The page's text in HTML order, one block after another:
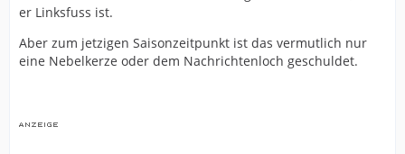
er Linksfuss ist.
Aber zum jetzigen Saisonzeitpunkt ist das vermutlich nur
eine Nebelkerze oder dem Nachrichtenloch geschuldet.